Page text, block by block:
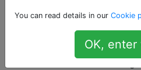
Quelle est la
d'une adresse
You can read details in our Cookie
OK, enter